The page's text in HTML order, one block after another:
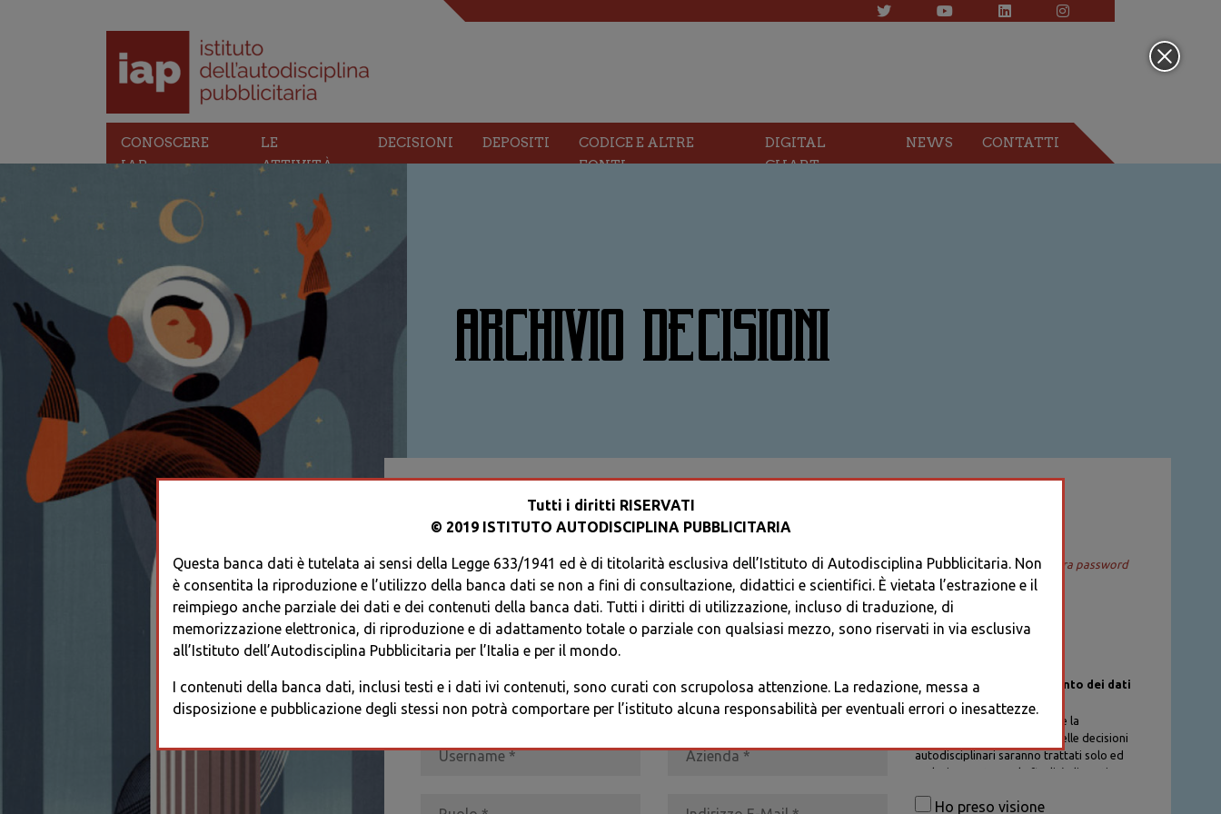
CONOSCERE
IAP
LE
ATTIVITÀ
DECISIONI DEPOSITI
CODICE E ALTRE
FONTI
DIGITAL
CHART
NEWS CONTATTI
ARCHIVIO DECISIONI
ACCEDI AL TUO PROFILO
ACCEDI
Recupera password
REGISTRATI * I CAMPI CONTRASSEGNATI SONO OBBLIGATORI
Informativa sul trattamento dei dati
personali
I dati personali di chi richiede la
registrazione al Database delle decisioni
autodisciplinari saranno trattati solo ed
esclusivamente per la finalità di gestione
procedure previste dal Codice di
Ho preso visione
Tutti i diritti RISERVATI
© 2019 ISTITUTO AUTODISCIPLINA PUBBLICITARIA
Questa banca dati è tutelata ai sensi della Legge 633/1941 ed è di titolarità esclusiva dell’Istituto di Autodisciplina Pubblicitaria. Non
è consentita la riproduzione e l’utilizzo della banca dati se non a fini di consultazione, didattici e scientifici. È vietata l’estrazione e il
reimpiego anche parziale dei dati e dei contenuti della banca dati. Tutti i diritti di utilizzazione, incluso di traduzione, di
memorizzazione elettronica, di riproduzione e di adattamento totale o parziale con qualsiasi mezzo, sono riservati in via esclusiva
all’Istituto dell’Autodisciplina Pubblicitaria per l’Italia e per il mondo.
I contenuti della banca dati, inclusi testi e i dati ivi contenuti, sono curati con scrupolosa attenzione. La redazione, messa a
disposizione e pubblicazione degli stessi non potrà comportare per l’istituto alcuna responsabilità per eventuali errori o inesattezze.